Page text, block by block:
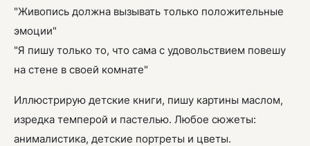
"Живопись должна вызывать только положительные
эмоции"
"Я пишу только то, что сама с удовольствием повешу
на стене в своей комнате"
Иллюстрирую детские книги, пишу картины маслом,
изредка темперой и пастелью. Любое сюжеты:
анималистика, детские портреты и цветы.